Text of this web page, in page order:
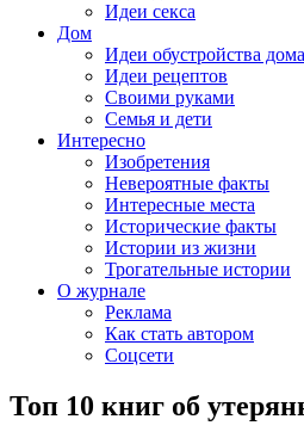
Идеи секса
Дом
Идеи обустройства дома
Идеи рецептов
Своими руками
Семья и дети
Интересно
Изобретения
Невероятные факты
Интересные места
Исторические факты
Истории из жизни
Трогательные истории
О журнале
Реклама
Как стать автором
Соцсети
Топ 10 книг об